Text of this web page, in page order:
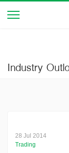
Industry
28 Jul 2014
Trading